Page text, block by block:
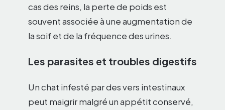
cas des reins, la perte de poids est
souvent associée à une augmentation de
la soif et de la fréquence des urines.
Les parasites et troubles digestifs
Un chat infesté par des vers intestinaux
peut maigrir malgré un appétit conservé,